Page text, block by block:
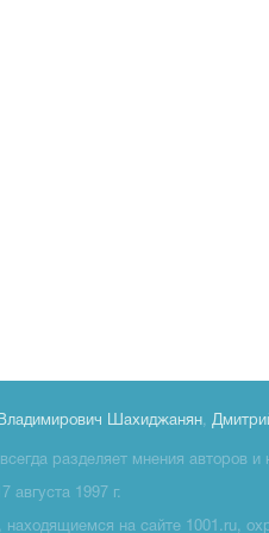
Шахиджанян,
разделяет мнения авторов
августа 1997 г.
на сайте 1001.ru,